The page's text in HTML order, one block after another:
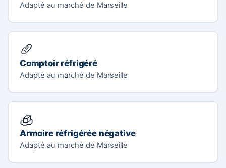
Adapté au marché de Marseille
🥖
Comptoir réfrigéré
Adapté au marché de Marseille
🧊
Armoire réfrigérée négative
Adapté au marché de Marseille